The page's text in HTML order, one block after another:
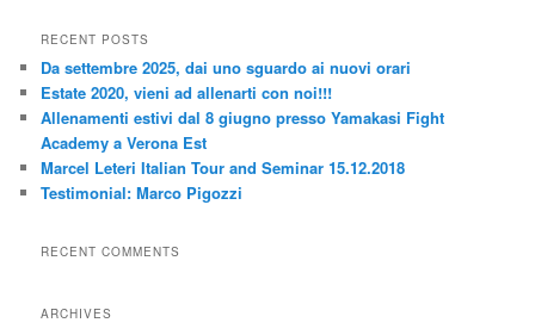
r
h
RECENT POSTS
Da settembre 2025, dai uno sguardo ai nuovi orari
Estate 2020, vieni ad allenarti con noi!!!
Allenamenti estivi dal 8 giugno presso Yamakasi Fight
Academy a Verona Est
Marcel Leteri Italian Tour and Seminar 15.12.2018
Testimonial: Marco Pigozzi
RECENT COMMENTS
ARCHIVES